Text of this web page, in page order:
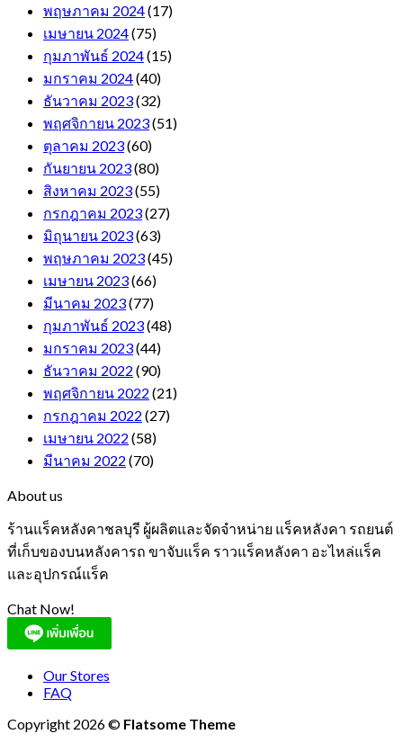
พฤษภาคม 2024(17)
เมษายน 2024(75)
กุมภาพันธ์ 2024(15)
มกราคม 2024(40)
ธันวาคม 2023(32)
พฤศจิกายน 2023(51)
ตุลาคม 2023(60)
กันยายน 2023(80)
สิงหาคม 2023(55)
กรกฎาคม 2023(27)
มิถุนายน 2023(63)
พฤษภาคม 2023(45)
เมษายน 2023(66)
มีนาคม 2023(77)
กุมภาพันธ์ 2023(48)
มกราคม 2023(44)
ธันวาคม 2022 (90)
พฤศจิกายน 2022 (21)
กรกฎาคม 2022 (27)
เมษายน 2022 (58)
มีนาคม 2022 (70)
About us
ร้านแร็คหลังคาชลบุรี ผู้ผลิตและจัดจำหน่าย แร็คหลังคา รถยนต์
ที่เก็บของบนหลังคารถ ขาจับแร็ค ราวแร็คหลังคา อะไหล่แร็ค
และอุปกรณ์แร็ค
Chat Now!
Our Stores
FAQ
Copyright 2026 © Flatsome Theme